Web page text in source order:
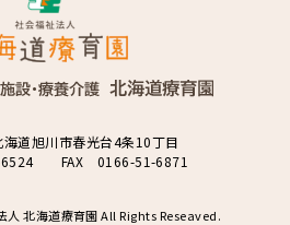
道旭川市春光台4条10丁目
6524 FAX 0166-51-6871
北海道療育園 All Rights Reseaved.